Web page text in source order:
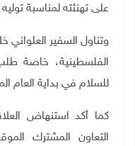
على تهنئته لمناسبة توليه
وتناول السفير العلواني
الفلسطينية، خاصة
للسلام في بداية العام
كما أكد استنهاض
التعاون المشترك